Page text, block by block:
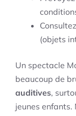
(objets
Un spectacle
beaucoup de
auditives,
jeunes enfants.